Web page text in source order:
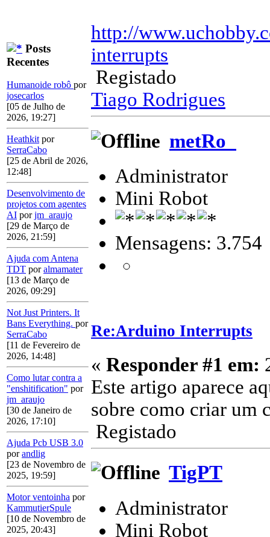
Posts
Recentes
Humanoide robô por
josecarlos
[05 de Julho de
2026, 19:27]
Heathkit por
SerraCabo
[25 de Abril de 2026,
12:48]
Desenvolvimento de
projetos com agentes
AI porjm_araujo
[29 de Março de
2026, 21:59]
Ajuda com Antena
TDT poralmamater
[13 de Março de
2026, 09:29]
Not Just Printers. It
Bans Everything. por
SerraCabo
[11 de Fevereiro de
2026, 14:48]
Como lutar contra a
"enshitification" por
jm_araujo
[30 de Janeiro de
2026, 17:10]
Ajuda Pcb USB 3.0
porandlig
[23 de Novembro de
2025, 19:59]
Motor ventoinha por
KammutierSpule
[10 de Novembro de
2025, 20:43]
http://
interrupts
Registado
Tiago Rodrigues
metRo_
Administrator
Mini Robot
Mensagens: 3.754
Re:Arduino Interrupts
« Responder #1 em:
Este artigo aparece
sobre como criar um
Registado
TigPT
Administrator
Mini Robot